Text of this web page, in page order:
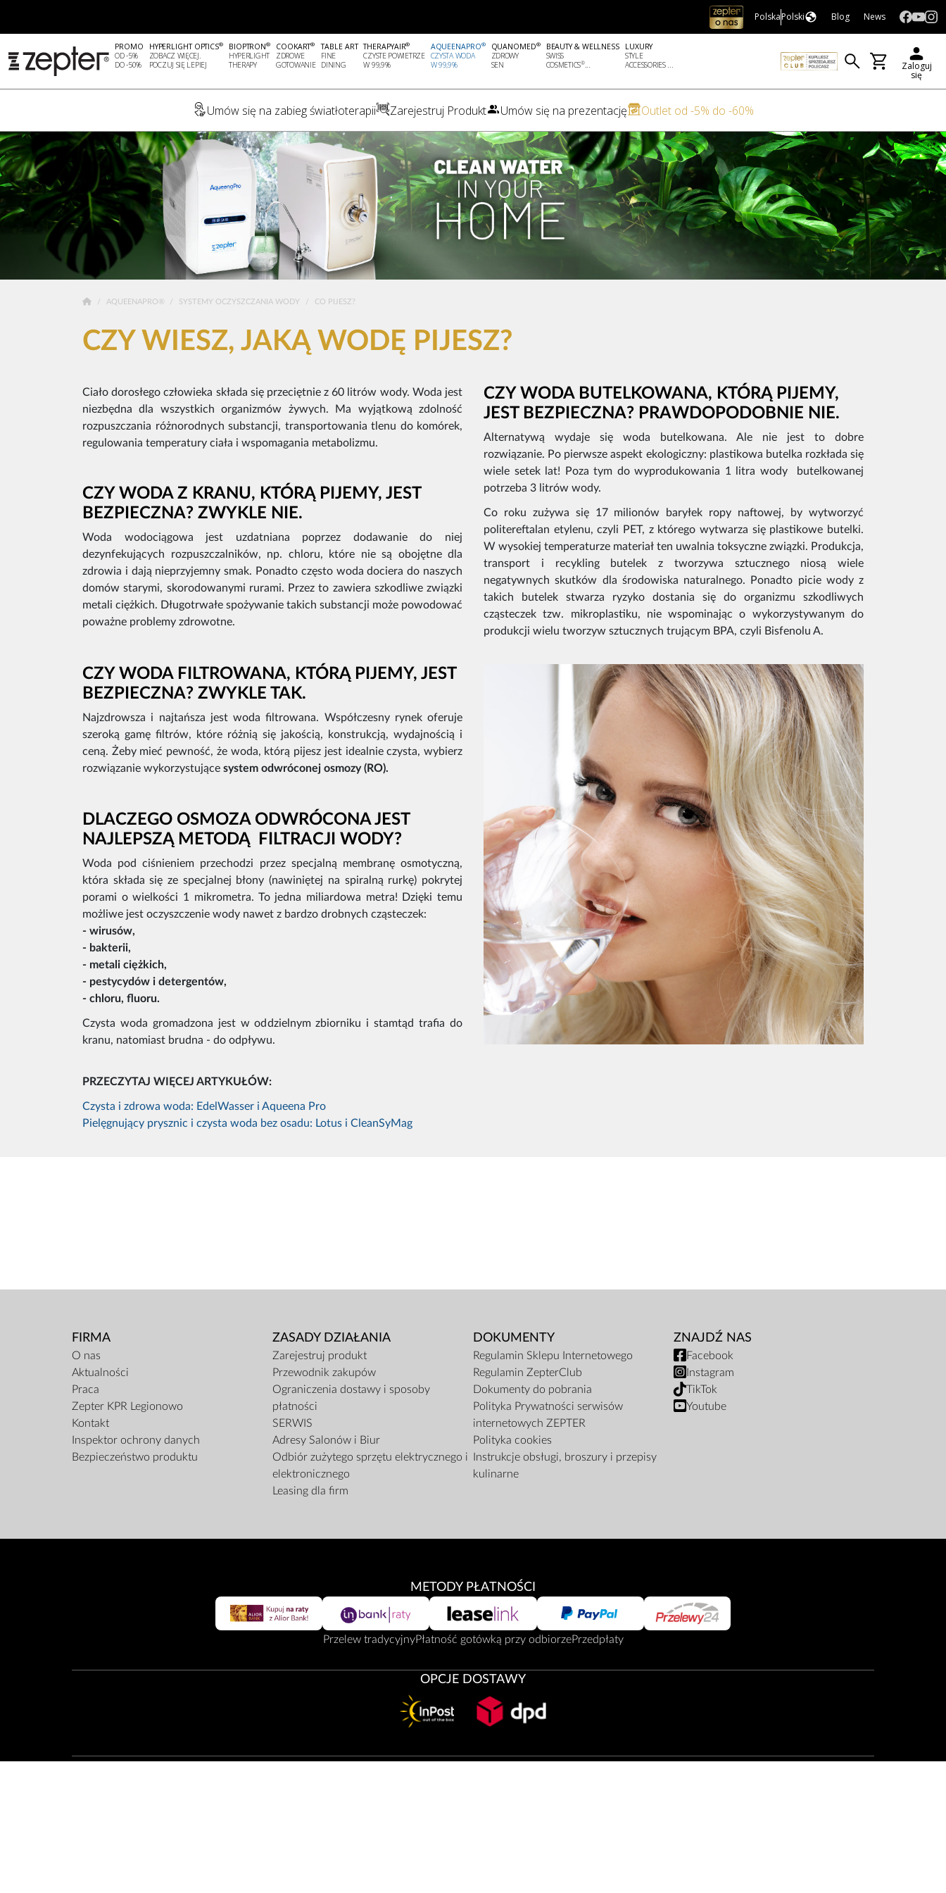
PolskaPolski Blog News
PROMO
OD -5%
DO -50%
HYPERLIGHT OPTICS®
ZOBACZ WIĘCEJ.
POCZUJ SIĘ LEPIEJ
BIOPTRON®
HYPERLIGHT
THERAPY
COOKART®
ZDROWE
GOTOWANIE
TABLE ART
FINE
DINING
THERAPYAIR®
CZYSTE POWIETRZE
W 99,9%
AQUEENAPRO®
CZYSTA WODA
W 99,9%
QUANOMED®
ZDROWY
SEN
BEAUTY & WELLNESS
SWISS
COSMETICS®...
LUXURY
STYLE
ACCESSORIES ...
Zaloguj
się
Umów się na zabieg światłoterapii Zarejestruj Produkt Umów się na prezentację Outlet od -5% do -60%
AQUEENAPRO® SYSTEMY OCZYSZCZANIA WODY CO PIJESZ?
CZY WIESZ, JAKĄ WODĘ PIJESZ?
Ciało dorosłego człowieka składa się przeciętnie z 60 litrów wody. Woda jest
niezbędna dla wszystkich organizmów żywych. Ma wyjątkową zdolność
rozpuszczania różnorodnych substancji, transportowania tlenu do komórek,
regulowania temperatury ciała i wspomagania metabolizmu.
CZY WODA Z KRANU, KTÓRĄ PIJEMY, JEST
BEZPIECZNA? ZWYKLE NIE.
Woda wodociągowa jest uzdatniana poprzez dodawanie do niej
dezynfekujących rozpuszczalników, np. chloru, które nie są obojętne dla
zdrowia i dają nieprzyjemny smak. Ponadto często woda dociera do naszych
domów starymi, skorodowanymi rurami. Przez to zawiera szkodliwe związki
metali ciężkich. Długotrwałe spożywanie takich substancji może powodować
poważne problemy zdrowotne.
CZY WODA BUTELKOWANA, KTÓRĄ PIJEMY,
JEST BEZPIECZNA? PRAWDOPODOBNIE NIE.
Alternatywą wydaje się woda butelkowana. Ale nie jest to dobre
rozwiązanie. Po pierwsze aspekt ekologiczny: plastikowa butelka rozkłada się
wiele setek lat! Poza tym do wyprodukowania 1 litra wody butelkowanej
potrzeba 3 litrów wody.
Co roku zużywa się 17 milionów baryłek ropy naftowej, by wytworzyć
politereftalan etylenu, czyli PET, z którego wytwarza się plastikowe butelki.
W wysokiej temperaturze materiał ten uwalnia toksyczne związki. Produkcja,
transport i recykling butelek z tworzywa sztucznego niosą wiele
negatywnych skutków dla środowiska naturalnego. Ponadto picie wody z
takich butelek stwarza ryzyko dostania się do organizmu szkodliwych
cząsteczek tzw. mikroplastiku, nie wspominając o wykorzystywanym do
produkcji wielu tworzyw sztucznych trującym BPA, czyli Bisfenolu A.
CZY WODA FILTROWANA, KTÓRĄ PIJEMY, JEST
BEZPIECZNA? ZWYKLE TAK.
Najzdrowsza i najtańsza jest woda filtrowana. Współczesny rynek oferuje
szeroką gamę filtrów, które różnią się jakością, konstrukcją, wydajnością i
ceną. Żeby mieć pewność, że woda, którą pijesz jest idealnie czysta, wybierz
rozwiązanie wykorzystujące system odwróconej osmozy (RO).
DLACZEGO OSMOZA ODWRÓCONA JEST
NAJLEPSZĄ METODĄ FILTRACJI WODY?
Woda pod ciśnieniem przechodzi przez specjalną membranę osmotyczną,
która składa się ze specjalnej błony (nawiniętej na spiralną rurkę) pokrytej
porami o wielkości 1 mikrometra. To jedna miliardowa metra! Dzięki temu
możliwe jest oczyszczenie wody nawet z bardzo drobnych cząsteczek:
- wirusów,
- bakterii,
- metali ciężkich,
- pestycydów i detergentów,
- chloru, fluoru.
Czysta woda gromadzona jest w oddzielnym zbiorniku i stamtąd trafia do
kranu, natomiast brudna - do odpływu.
PRZECZYTAJ WIĘCEJ ARTYKUŁÓW:
Czysta i zdrowa woda: EdelWasser i Aqueena Pro
Pielęgnujący prysznic i czysta woda bez osadu: Lotus i CleanSyMag
FIRMA
O nas
Aktualności
Praca
Zepter KPR Legionowo
Kontakt
Inspektor ochrony danych
Bezpieczeństwo produktu
ZASADY DZIAŁANIA
Zarejestruj produkt
Przewodnik zakupów
Ograniczenia dostawy i sposoby
płatności
SERWIS
Adresy Salonów i Biur
Odbiór zużytego sprzętu elektrycznego i
elektronicznego
Leasing dla firm
DOKUMENTY
Regulamin Sklepu Internetowego
Regulamin ZepterClub
Dokumenty do pobrania
Polityka Prywatności serwisów
internetowych ZEPTER
Polityka cookies
Instrukcje obsługi, broszury i przepisy
kulinarne
ZNAJDŹ NAS
Facebook
Instagram
TikTok
Youtube
METODY PŁATNOŚCI
Przelew tradycyjnyPłatność gotówką przy odbiorzePrzedpłaty
OPCJE DOSTAWY